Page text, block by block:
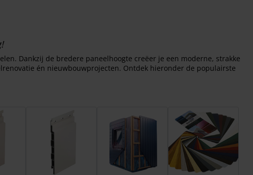
Dankzij de bredere paneelhoogte creëer je een moderne, strakke
én nieuwbouwprojecten. Ontdek hieronder de populairste